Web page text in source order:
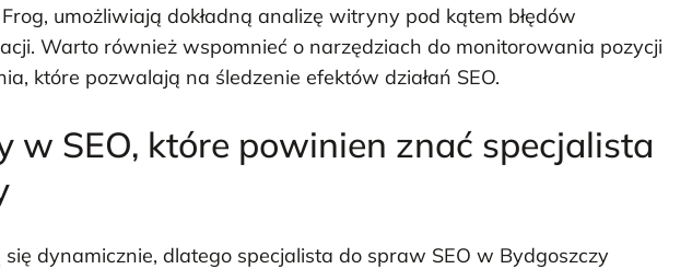
umożliwiają dokładną analizę witryny pod kątem błędów
Warto również wspomnieć o narzędziach do monitorowania pozycji
które pozwalają na śledzenie efektów działań SEO.
w SEO, które powinien znać specjalista
dynamicznie, dlatego specjalista do spraw SEO w Bydgoszczy